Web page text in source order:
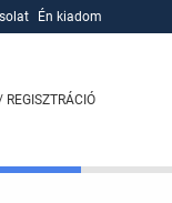
Én kiadom